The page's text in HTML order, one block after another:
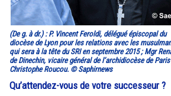
(De g. à dr.) : P. Vincent Feroldi, délégué épiscopal du
diocèse de Lyon pour les relations avec les
qui sera à la tête du SRI en septembre 2015 ; Mgr
de Dinechin, vicaire général de l’archidiocèse de Paris
Christophe Roucou. © Saphirnews
Qu’attendez-vous de votre successeur ?